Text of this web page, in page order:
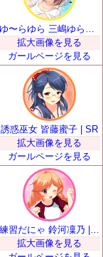
拡大画像を見る
ガールページを見る
誘惑巫女 皆藤蜜子 | SR
拡大画像を見る
ガールページを見る
練習だにゃ 鈴河凜乃 | SR
拡大画像を見る